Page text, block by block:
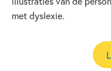
met dyslexie.